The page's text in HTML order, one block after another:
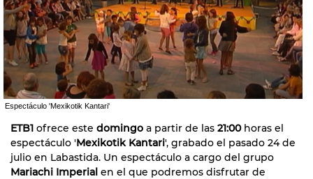
Espectáculo 'Mexikotik Kantari'
ETB1 ofrece este domingo a partir de las 21:00horas el
espectáculo 'Mexikotik Kantari', grabado el pasado 24 de
julio en Labastida. Un espectáculo a cargo del grupo
Mariachi Imperial en el que podremos disfrutar de